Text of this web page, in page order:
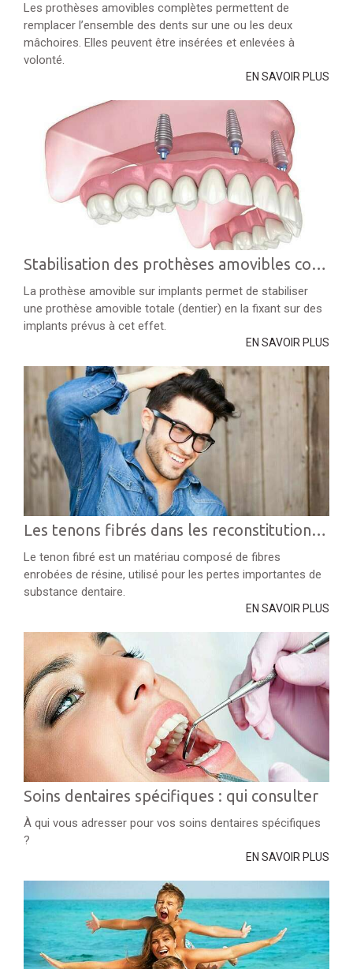
Les prothèses amovibles complètes permettent de
remplacer l’ensemble des dents sur une ou les deux
mâchoires. Elles peuvent être insérées et enlevées à
volonté.
EN SAVOIR PLUS
Stabilisation des prothèses amovibles complètes
La prothèse amovible sur implants permet de stabiliser
une prothèse amovible totale (dentier) en la fixant sur des
implants prévus à cet effet.
EN SAVOIR PLUS
Les tenons fibrés dans les reconstitutions dentaires
Le tenon fibré est un matériau composé de fibres
enrobées de résine, utilisé pour les pertes importantes de
substance dentaire.
EN SAVOIR PLUS
Soins dentaires spécifiques : qui consulter
À qui vous adresser pour vos soins dentaires spécifiques
?
EN SAVOIR PLUS